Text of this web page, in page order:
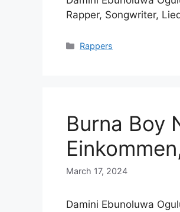
Rapper, Songwriter,
Categories
Rappers
Burna Boy
March 17, 2024
Damini Ebunoluwa